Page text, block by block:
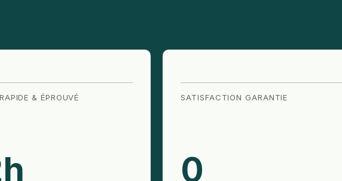
& ÉPROUVÉ
h
SATISFACTION GARANTIE
0